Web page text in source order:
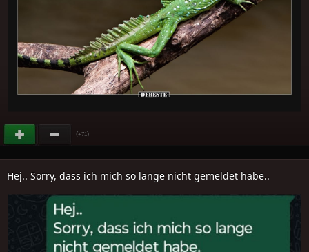
(+71)
Hej.. Sorry, dass ich mich so lange nicht gemeldet habe..